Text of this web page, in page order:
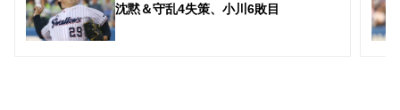
沈黙＆守乱4失策、小川6敗目